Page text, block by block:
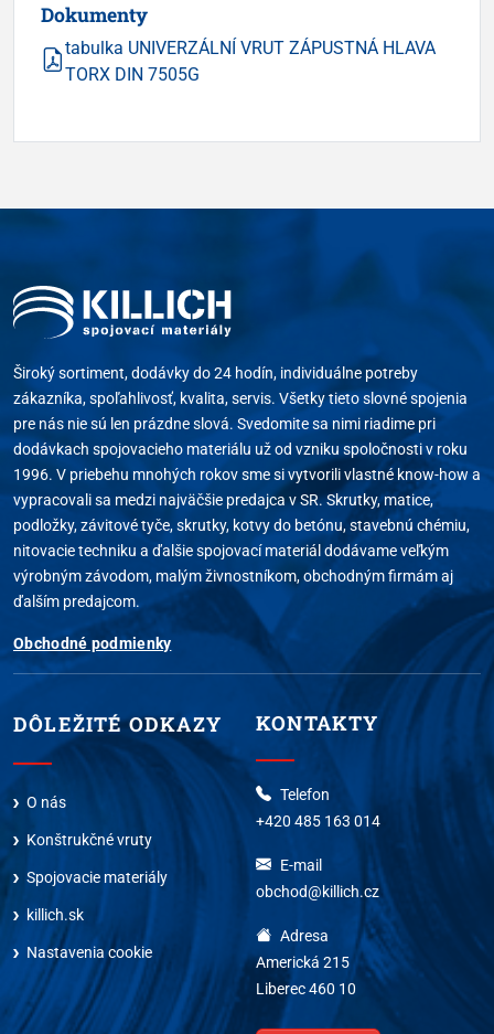
Dokumenty
tabulka UNIVERZÁLNÍ VRUT ZÁPUSTNÁ HLAVA
TORX DIN 7505G
Široký sortiment, dodávky do 24 hodín, individuálne potreby
zákazníka, spoľahlivosť, kvalita, servis. Všetky tieto slovné spojenia
pre nás nie sú len prázdne slová. Svedomite sa nimi riadime pri
dodávkach spojovacieho materiálu už od vzniku spoločnosti v roku
1996. V priebehu mnohých rokov sme si vytvorili vlastné know-how a
vypracovali sa medzi najväčšie predajca v SR. Skrutky, matice,
podložky, závitové tyče, skrutky, kotvy do betónu, stavebnú chémiu,
nitovacie techniku a ďalšie spojovací materiál dodávame veľkým
výrobným závodom, malým živnostníkom, obchodným firmám aj
ďalším predajcom.
Obchodné podmienky
DÔLEŽITÉ ODKAZY
O nás
Konštrukčné vruty
Spojovacie materiály
killich.sk
Nastavenia cookie
KONTAKTY
Telefon
+420 485 163 014
E-mail
obchod@killich.cz
Adresa
Americká 215
Liberec 460 10